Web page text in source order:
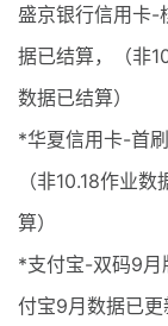
盛京银行信用卡-
据已结算，（非
数据已结算）
*华夏信用卡-首
（非10.18作业
算）
*支付宝-双码9月
付宝9月数据已更